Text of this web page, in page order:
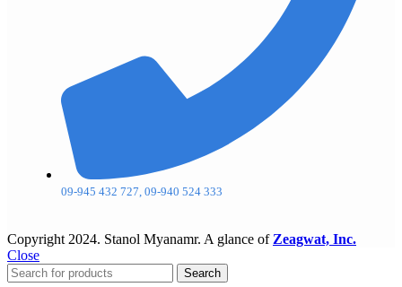
09-945 432 727, 09-940 524 333
Copyright 2024. Stanol Myanamr. A glance of Zeagwat, Inc.
Close
Search